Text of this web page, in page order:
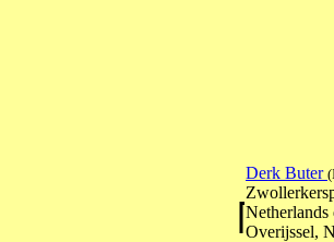
Derk Buter
Overijssel,